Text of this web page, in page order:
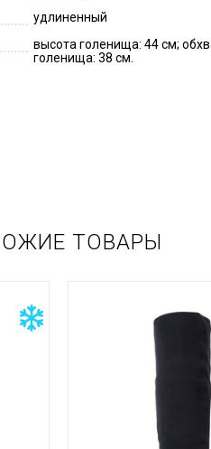
удлиненный
высота голенища: 44 см;
голенища: 38 см.
ТОВАРЫ